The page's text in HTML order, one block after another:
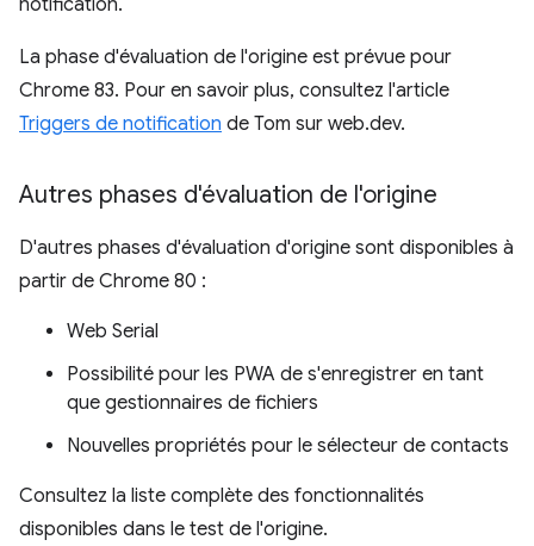
notification.
La phase d'évaluation de l'origine est prévue pour
Chrome 83. Pour en savoir plus, consultez l'article
Triggers de notification de Tom sur web.dev.
Autres phases d'évaluation de l'origine
D'autres phases d'évaluation d'origine sont disponibles à
partir de Chrome 80 :
Web Serial
Possibilité pour les PWA de s'enregistrer en tant
que gestionnaires de fichiers
Nouvelles propriétés pour le sélecteur de contacts
Consultez la liste complète des fonctionnalités
disponibles dans le test de l'origine.